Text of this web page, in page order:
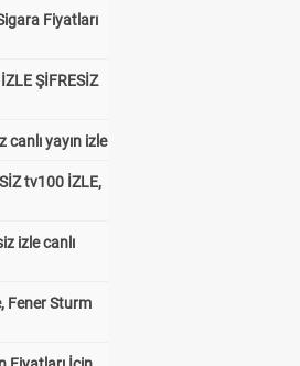
Fiyatları
ŞİFRESİZ
yayın izle
tv100 İZLE,
izle canlı
Fener Sturm